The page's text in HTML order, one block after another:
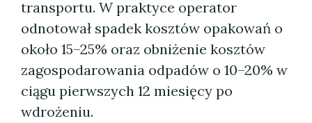
transportu. W praktyce operator
odnotował spadek kosztów opakowań o
około 15–25% oraz obniżenie kosztów
zagospodarowania odpadów o 10–20% w
ciągu pierwszych 12 miesięcy po
wdrożeniu.